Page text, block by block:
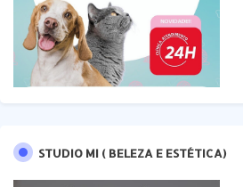
STUDIO MI ( BELEZA E ESTÉTICA)